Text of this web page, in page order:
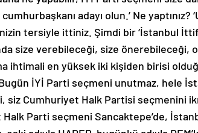
adayı olun.’ Ne yaptınız?
tersiyle ittiniz. Şimdi bir ‘İstanbul
size verebileceği, size önerebileceği,
ihtimali en yüksek iki kişiden birisi
İYİ Parti seçmeni unutmaz, hele
siz Cumhuriyet Halk Partisi seçmenini
Parti seçmeni Sancaktepe’de,
adıyla HADEP, bugünkü adıyla